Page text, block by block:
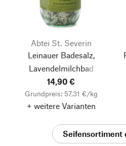
Abtei St. Severin
Leinauer Badesalz,
Lavendelmilchbad
14,90 €
Grundpreis: 57,31 €/kg
+ weitere Varianten
Seifensortiment